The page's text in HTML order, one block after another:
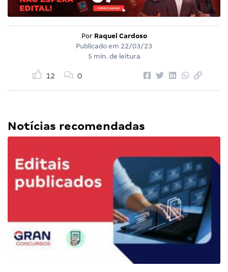
Por Raquel Cardoso
Publicado em 22/03/23
5 min. de leitura
12 0
Notícias recomendadas